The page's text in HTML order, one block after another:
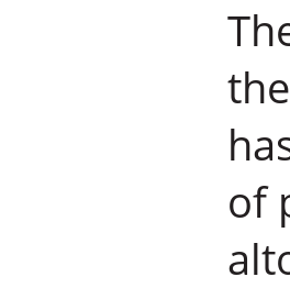
of